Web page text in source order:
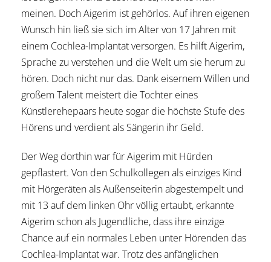
meinen. Doch Aigerim ist gehörlos. Auf ihren eigenen
Wunsch hin ließ sie sich im Alter von 17 Jahren mit
einem Cochlea-Implantat versorgen. Es hilft Aigerim,
Sprache zu verstehen und die Welt um sie herum zu
hören. Doch nicht nur das. Dank eisernem Willen und
großem Talent meistert die Tochter eines
Künstlerehepaars heute sogar die höchste Stufe des
Hörens und verdient als Sängerin ihr Geld.
Der Weg dorthin war für Aigerim mit Hürden
gepflastert. Von den Schulkollegen als einziges Kind
mit Hörgeräten als Außenseiterin abgestempelt und
mit 13 auf dem linken Ohr völlig ertaubt, erkannte
Aigerim schon als Jugendliche, dass ihre einzige
Chance auf ein normales Leben unter Hörenden das
Cochlea-Implantat war. Trotz des anfänglichen